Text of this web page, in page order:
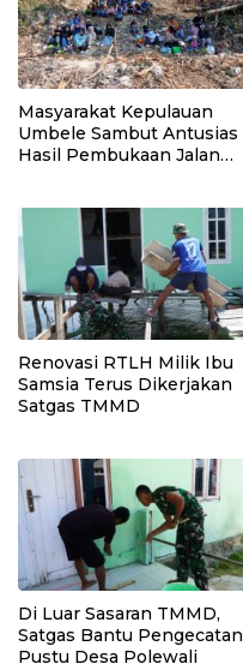
Masyarakat Kepulauan
Umbele Sambut Antusias
Hasil Pembukaan Jalan
Renovasi RTLH Milik Ibu
Samsia Terus Dikerjakan
Satgas TMMD
Di Luar Sasaran TMMD,
Satgas Bantu Pengecatan
Pustu Desa Polewali